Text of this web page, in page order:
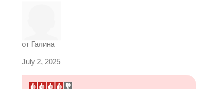
от Галина
July 2, 2025